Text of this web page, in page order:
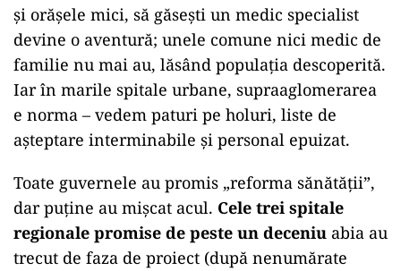
și orășele mici, să găsești un medic specialist
devine o aventură; unele comune nici medic de
familie nu mai au, lăsând populația descoperită.
Iar în marile spitale urbane, supraaglomerarea
e norma – vedem paturi pe holuri, liste de
așteptare interminabile și personal epuizat.
Toate guvernele au promis „reforma sănătății”,
dar puține au mișcat acul. Cele trei spitale
regionale promise de peste un deceniu abia au
trecut de faza de proiect (după nenumărate